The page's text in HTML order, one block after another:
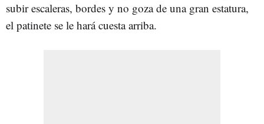
subir escaleras, bordes y no goza de una gran estatura,
el patinete se le hará cuesta arriba.